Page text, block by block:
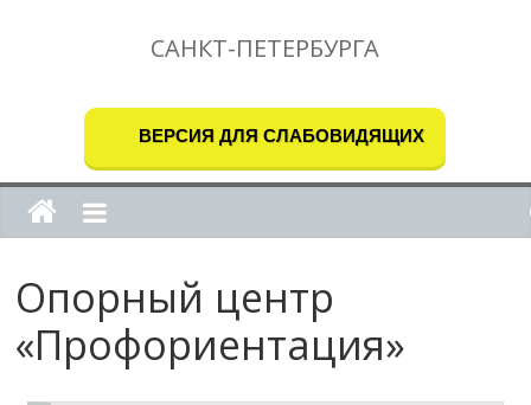
САНКТ-ПЕТЕРБУРГА
ВЕРСИЯ ДЛЯ СЛАБОВИДЯЩИХ
Опорный центр
«Профориентация»